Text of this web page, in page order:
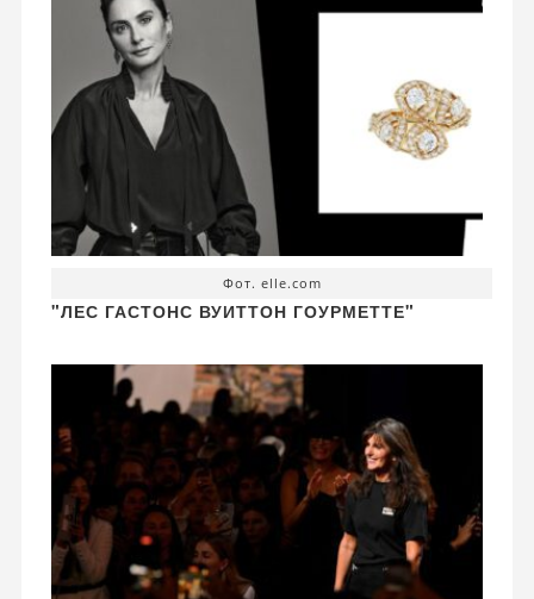
Фот. elle.com
"ЛЕС ГАСТОНС ВУИТТОН ГОУРМЕТТЕ"